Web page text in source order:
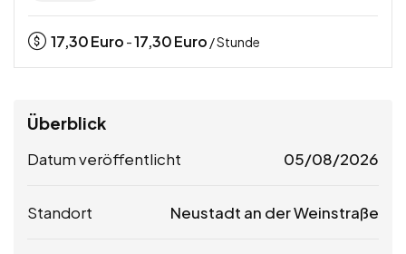
17,30Euro -17,30Euro / Stunde
Überblick
Datum veröffentlicht 05/08/2026
Standort Neustadt an der Weinstraße